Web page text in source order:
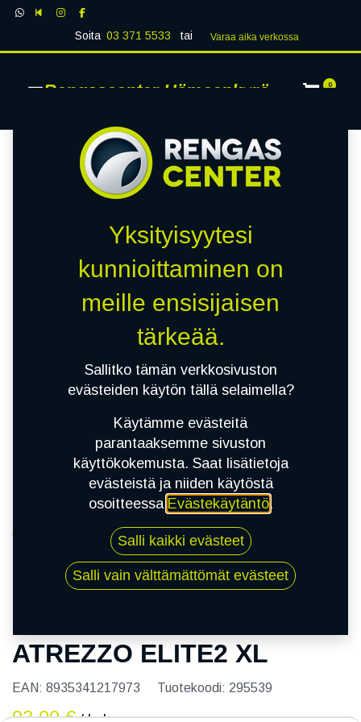
Soita 03 371 5533 tai Varaa aika verk​​​​ossa
Rengascenter Hämeenkyrö 0
185/65R15 92T SAILUN ATREZZO ELITE2 XL
ATREZZO ELITE2 XL
EAN: 8935341217973 Tuotekoodi: 295539
93,00€
Yksityisyytesi
kunnioittaminen on
meille ensisijaisen
tärkeää.
Sallitko tämän verkkosivuston
evästeiden käytön tällä selaimella?
Käytämme evästeitä
parantaaksemme sivuston
käyttökokemusta. Saat lisätietoja
evästeistä ja niiden käytöstä
osoitteessa Evästekäytäntö.
Salli kaikki evästeet
Salli vain välttämättömät evästeet